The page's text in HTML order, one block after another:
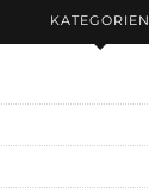
KATEGORIEN